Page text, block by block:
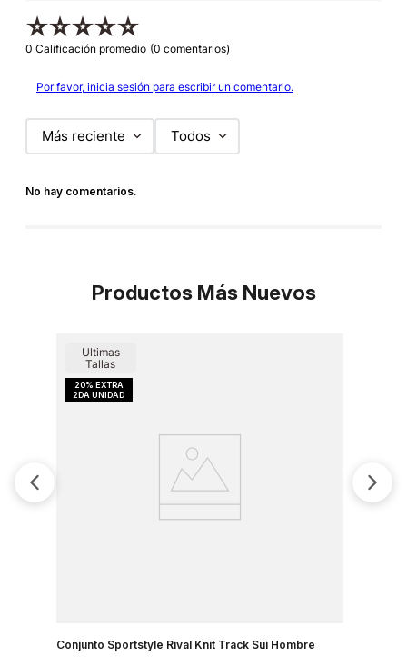
☆☆☆☆☆
0 Calificación promedio (0 comentarios)
Por favor, inicia sesión para escribir un comentario.
Más reciente Todos
No hay comentarios.
Productos Más Nuevos
Ultimas
Tallas
Conjunto Sportstyle Rival Knit Track Sui Hombre